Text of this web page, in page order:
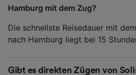
Hamburg mit dem Zug?
Die schnellste Reisedauer mit
nach Hamburg liegt bei 15
Gibt es direkten Zügen von